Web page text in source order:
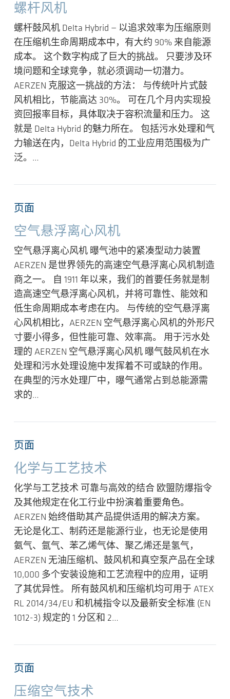
螺杆风机
螺杆鼓风机 Delta Hybrid — 以追求效率为压缩原则
在压缩机生命周期成本中，有大约 90% 来自能源
成本。 这个数字构成了巨大的挑战。 只要涉及环
境问题和全球竞争，就必须调动一切潜力。
AERZEN 克服这一挑战的方法： 与传统叶片式鼓
风机相比，节能高达 30%。 可在几个月内实现投
资回报率目标，具体取决于容积流量和压力。 这
就是 Delta Hybrid 的魅力所在。 包括污水处理和气
力输送在内，Delta Hybrid 的工业应用范围极为广
泛。…
页面
空气悬浮离心风机
空气悬浮离心风机 曝气池中的紧凑型动力装置
AERZEN 是世界领先的高速空气悬浮离心风机制造
商之一。 自 1911 年以来，我们的首要任务就是制
造高速空气悬浮离心风机，并将可靠性、能效和
低生命周期成本考虑在内。 与传统的空气悬浮离
心风机相比，AERZEN 空气悬浮离心风机的外形尺
寸要小得多，但性能可靠、效率高。 用于污水处
理的 AERZEN 空气悬浮离心风机 曝气鼓风机在水
处理和污水处理设施中发挥着不可或缺的作用。
在典型的污水处理厂中，曝气通常占到总能源需
求的…
页面
化学与工艺技术
化学与工艺技术 可靠与高效的结合 欧盟防爆指令
及其他规定在化工行业中扮演着重要角色。
AERZEN 始终借助其产品提供适用的解决方案。
无论是化工、制药还是能源行业，也无论是使用
氨气、氩气、苯乙烯气体、聚乙烯还是氢气，
AERZEN 无油压缩机、鼓风机和真空泵产品在全球
10,000 多个安装设施和工艺流程中的应用，证明
了其优异性。 所有鼓风机和压缩机均可用于 ATEX
RL 2014/34/EU 和机械指令以及最新安全标准 (EN
1012-3) 规定的 1 分区和 2…
页面
压缩空气技术